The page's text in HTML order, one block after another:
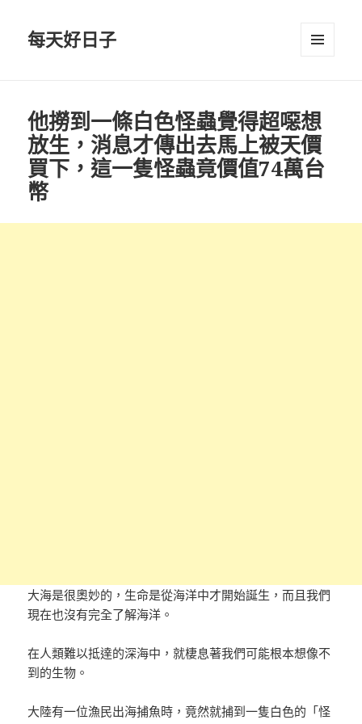
每天好日子
他撈到一條白色怪蟲覺得超噁想
放生，消息才傳出去馬上被天價
買下，這一隻怪蟲竟價值74萬台
幣
大海是很奧妙的，生命是從海洋中才開始誕生，而且我們
現在也沒有完全了解海洋。
在人類難以抵達的深海中，就棲息著我們可能根本想像不
到的生物。
大陸有一位漁民出海捕魚時，竟然就捕到一隻白色的「怪